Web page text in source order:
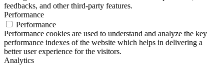
feedbacks, and other third-party features.
Performance
Performance
Performance cookies are used to understand and analyze the key
performance indexes of the website which helps in delivering a
better user experience for the visitors.
Analytics